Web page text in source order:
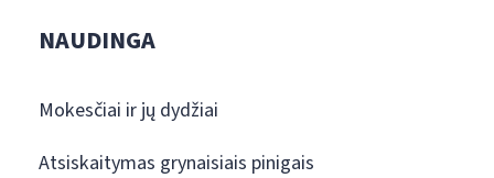
NAUDINGA
Mokesčiai ir jų dydžiai
Atsiskaitymas grynaisiais pinigais